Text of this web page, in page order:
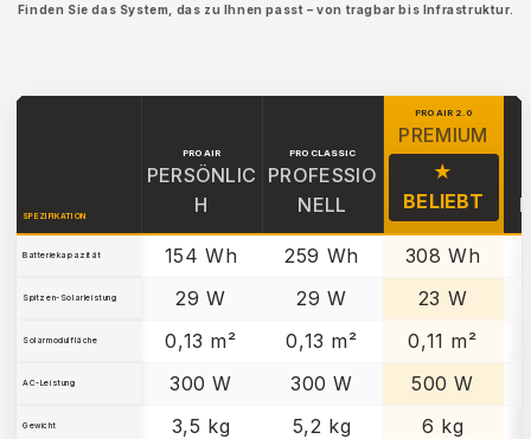
Finden Sie das System, das zu Ihnen passt – von tragbar bis Infrastruktur.
SPEZIFIKATION
PRO AIR
PERSÖNLIC
H
PRO CLASSIC
PROFESSIO
NELL
PRO AIR 2.0
PREMIUM
★
BELIEBT
Batteriekapazität 154 Wh 259 Wh 308 Wh
Spitzen-Solarleistung 29 W 29 W 23 W
Solarmodulfläche 0,13 m² 0,13 m² 0,11 m²
AC-Leistung 300 W 300 W 500 W
Gewicht 3,5 kg 5,2 kg 6 kg